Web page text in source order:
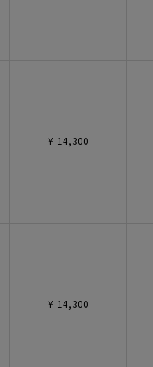
¥ 14,300
¥ 14,300